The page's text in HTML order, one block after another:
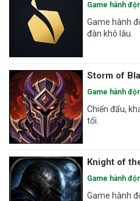
Game hành
Game hành
đàn khô lâu.
Storm of
Game hành
Chiến đấu,
tối.
Knight of
Game hành
Game hành